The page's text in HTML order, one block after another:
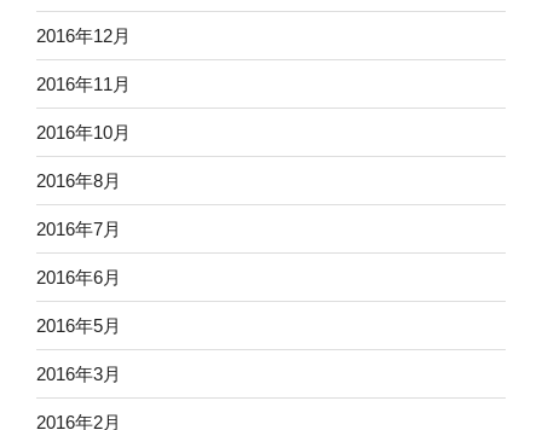
2016年12月
2016年11月
2016年10月
2016年8月
2016年7月
2016年6月
2016年5月
2016年3月
2016年2月